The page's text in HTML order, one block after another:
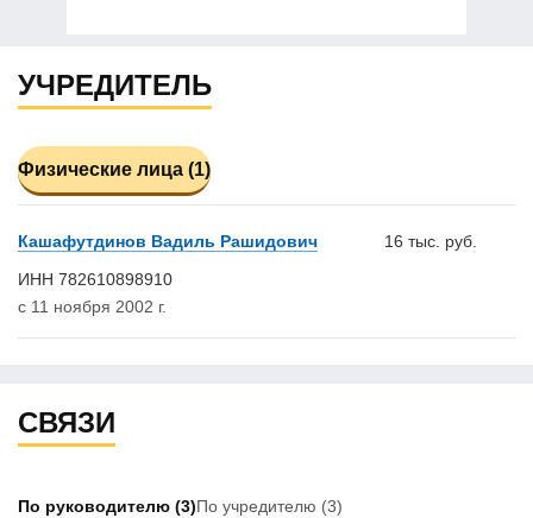
УЧРЕДИТЕЛЬ
Физические лица (1)
Кашафутдинов Вадиль Рашидович
ИНН 782610898910
с 11 ноября 2002 г.
16 тыс. руб.
СВЯЗИ
По руководителю (3)По учредителю (3)